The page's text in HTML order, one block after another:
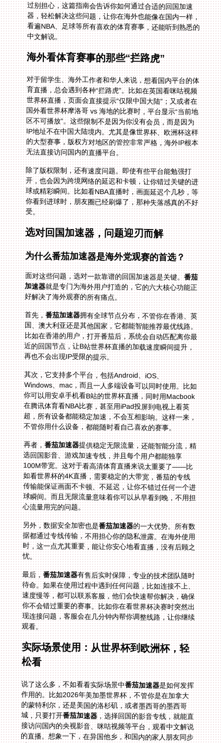
中文解说。
海外看体育赛事的那些“拦路虎”
对于留学生、海外工作者和华人来说，想看国内平台的体
育直播，总会遇到各种“拦路虎”。比如在英国看咪咕视频
世界杯直播，页面会直接提示“仅限中国大陆”；又或者在
国外看世界杯摩洛哥 vs 海地的比赛时，平台显示“当前地
区不可播放”。这些限制不是因为你没有会员，而是因为
IP地址不在中国大陆境内。尤其是像世界杯、欧洲杯这样
的大型赛事，版权方对地区的管控非常严格，海外IP根本
无法直接访问国内的直播平台。
除了版权限制，还有速度问题。即使有些平台能勉强打
开，也会因为跨境网络的延迟和卡顿，让你错过关键的进
球或精彩瞬间。比如看NBA直播时，画面延迟个几秒，等
你看到进球时，朋友圈已经刷爆了，那种失落感真的不好
受。
选对回国加速器，问题迎刃而解
为什么番茄加速器是海外党观赛的首选？
面对这些问题，选对一款靠谱的回国加速器是关键。番茄
加速器就是专门为海外用户打造的，它的六大核心功能正
好解决了海外观赛的所有痛点。
首先，番茄加速器拥有全球节点分布，不管你在香港、英
国、澳大利亚还是其他国家，它都能智能推荐最优线路。
比如在香港的用户，打开番茄后，系统会自动匹配离你最
近的回国节点，让B站世界杯直播的加载速度瞬间提升，
再也不会出现IP受限的提示。
其次，它支持多个平台，包括Android、iOS、
Windows、mac，而且一人多端设备可以同时使用。比如
你可以用安卓手机看B站的世界杯直播，同时用Macbook
在腾讯体育看NBA比赛，甚至用iPad投屏到电视上看英
超，所有设备都能稳定加速，不会互相影响。这样一来，
不管你用什么设备，都能随时看自己喜欢的赛事。
再者，番茄加速器提供稳定无限流量，还能智能分流，精
选回国影音、游戏加速专线，并且每个用户都能独享
100M带宽。这对于看高清体育直播来说太重要了——比
如看世界杯的4K直播，需要稳定的大带宽，番茄的专线
传输能保证画面不卡顿、不延迟，让你不错过任何一个进
球瞬间。而且无限流量意味着你可以从早看到晚，不用担
心流量用完的问题。
另外，数据安全加密也是番茄加速器的一大优势。所有数
据都通过专线传输，不用担心你的隐私泄露。在海外使用
时，这一点尤其重要，能让你安心地看直播，没有后顾之
忧。
最后，番茄加速器有售后实时保障，专业的技术团队随时
待命。如果在使用过程中遇到任何问题，比如连接不上、
速度慢等，都可以联系客服，他们会快速帮你解决，确保
你不会错过重要的赛事。比如你在看世界杯决赛时突然出
现连接问题，客服会在几分钟内帮你调整线路，让你继续
观看。
实际场景使用：从世界杯到欧洲杯，轻
松看
说了这么多，不如看看实际场景中番茄加速器是如何发挥
作用的。比如2026年美加墨世界杯，不管你是在加拿大
的蒙特利尔，还是美国的洛杉矶，或者墨西哥的墨西哥
城，只要打开番茄加速器，选择回国的影音专线，就能直
接访问国内的央视影音、咪咕视频等平台，观看中文解说
的直播。想象一下，在异国他乡，和国内的家人朋友同步
看世界杯决赛，听着熟悉的解说员喊出“球进了！”，那种